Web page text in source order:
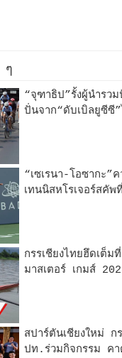
ๆ
“จุฑาธิป”รั้งผู้นำรว
ปั่นจาก“ดับเบิลยูซีซี
“เซเรนา-โอซากะ”
เทนนิสหโรเจอร์สคัพ
กรรเชียงไทยฮึดเต็
มาสเตอร์ เกมส์
สปาร์ตันเชียงใหม่
ปท.ร่วมกิจกรรม คา